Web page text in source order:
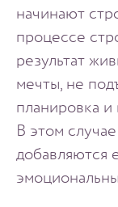
начинают
процессе
результат
мечты, не
планировка и
В этом
добавляются